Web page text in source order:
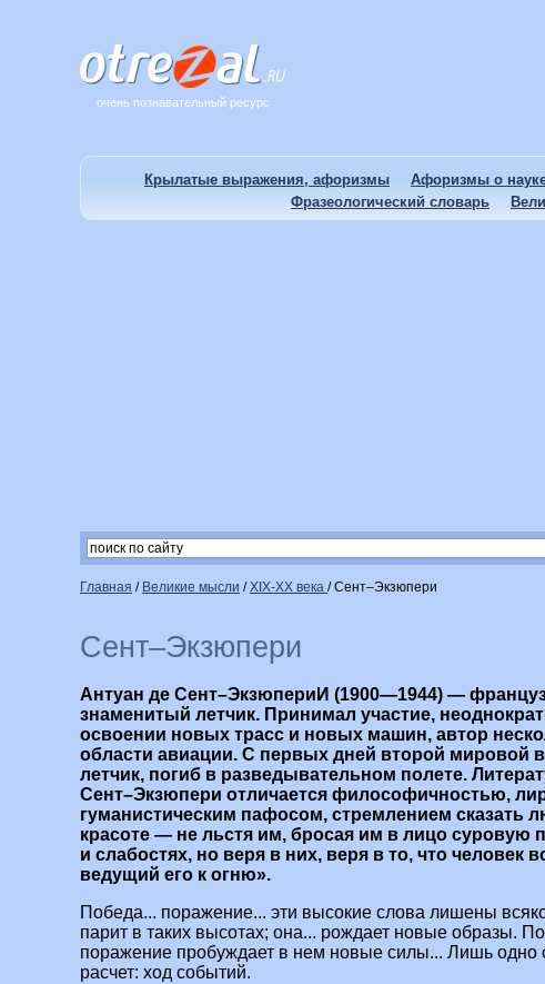
очень познавательный ресурс
Крылатые выражения, афоризмы Афоризмы о
Фразеологический словарь
Главная / Великие мысли /XIX-XX века /Сент–Экзюпери
Сент–Экзюпери
Антуан де Сент–ЭкзюпериИ (1900—1944) —
знаменитый летчик. Принимал участие,
освоении новых трасс и новых машин, автор
области авиации. С первых дней второй
летчик, погиб в разведывательном полете.
Сент–Экзюпери отличается философичностью,
гуманистическим пафосом, стремлением сказать
красоте — не льстя им, бросая им в лицо суровую
и слабостях, но веря в них, веря в то, что человек
ведущий его к огню».
Победа... поражение... эти высокие слова лишены
парит в таких высотах; она... рождает новые образы.
поражение пробуждает в нем новые силы... Лишь одно
расчет: ход событий.